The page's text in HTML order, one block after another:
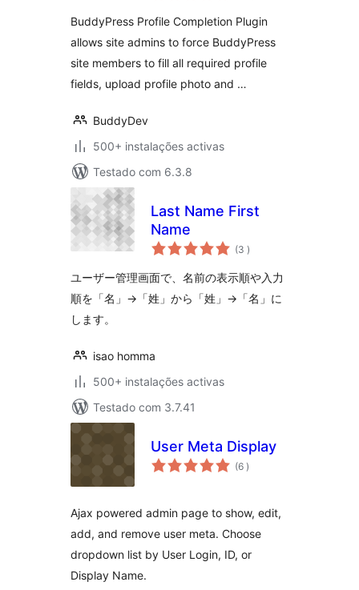
BuddyPress Profile Completion Plugin
allows site admins to force BuddyPress
site members to fill all required profile
fields, upload profile photo and …
BuddyDev
500+ instalações activas
Testado com 6.3.8
Last Name First
Name
(3 classificações
)
ユーザー管理画面で、名前の表示順や入力
順を「名」→「姓」から「姓」→「名」に
します。
isao homma
500+ instalações activas
Testado com 3.7.41
User Meta Display
(6 classificações
)
Ajax powered admin page to show, edit,
add, and remove user meta. Choose
dropdown list by User Login, ID, or
Display Name.